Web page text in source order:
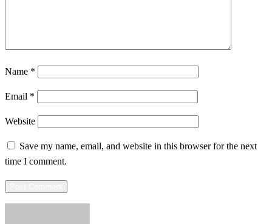
Name *
Email *
Website
Save my name, email, and website in this browser for the next
time I comment.